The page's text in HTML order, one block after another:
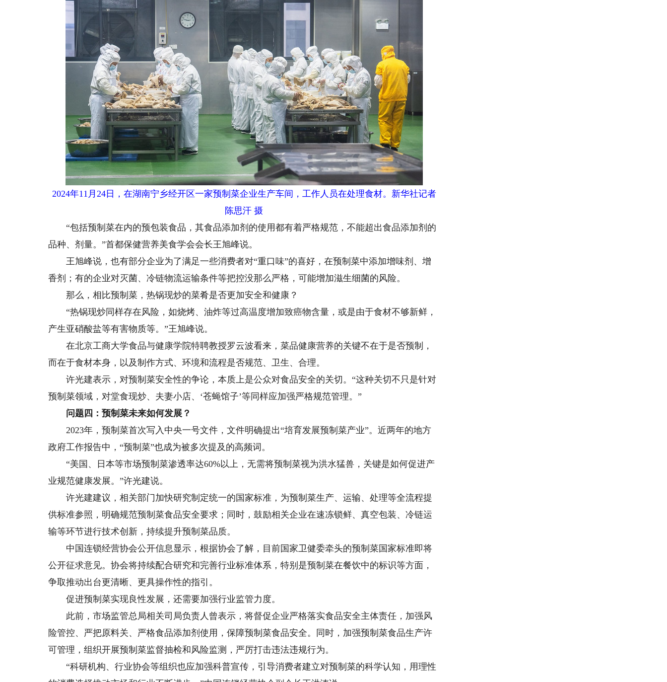
2024年11月24日，在湖南宁乡经开区一家预制菜企业生产车间，工作人员在处理食材。新华社记者
陈思汗 摄
“包括预制菜在内的预包装食品，其食品添加剂的使用都有着严格规范，不能超出食品添加剂的
品种、剂量。”首都保健营养美食学会会长王旭峰说。
王旭峰说，也有部分企业为了满足一些消费者对“重口味”的喜好，在预制菜中添加增味剂、增
香剂；有的企业对灭菌、冷链物流运输条件等把控没那么严格，可能增加滋生细菌的风险。
那么，相比预制菜，热锅现炒的菜肴是否更加安全和健康？
“热锅现炒同样存在风险，如烧烤、油炸等过高温度增加致癌物含量，或是由于食材不够新鲜，
产生亚硝酸盐等有害物质等。”王旭峰说。
在北京工商大学食品与健康学院特聘教授罗云波看来，菜品健康营养的关键不在于是否预制，
而在于食材本身，以及制作方式、环境和流程是否规范、卫生、合理。
许光建表示，对预制菜安全性的争论，本质上是公众对食品安全的关切。“这种关切不只是针对
预制菜领域，对堂食现炒、夫妻小店、‘苍蝇馆子’等同样应加强严格规范管理。”
问题四：预制菜未来如何发展？
2023年，预制菜首次写入中央一号文件，文件明确提出“培育发展预制菜产业”。近两年的地方
政府工作报告中，“预制菜”也成为被多次提及的高频词。
“美国、日本等市场预制菜渗透率达60%以上，无需将预制菜视为洪水猛兽，关键是如何促进产
业规范健康发展。”许光建说。
许光建建议，相关部门加快研究制定统一的国家标准，为预制菜生产、运输、处理等全流程提
供标准参照，明确规范预制菜食品安全要求；同时，鼓励相关企业在速冻锁鲜、真空包装、冷链运
输等环节进行技术创新，持续提升预制菜品质。
中国连锁经营协会公开信息显示，根据协会了解，目前国家卫健委牵头的预制菜国家标准即将
公开征求意见。协会将持续配合研究和完善行业标准体系，特别是预制菜在餐饮中的标识等方面，
争取推动出台更清晰、更具操作性的指引。
促进预制菜实现良性发展，还需要加强行业监管力度。
此前，市场监管总局相关司局负责人曾表示，将督促企业严格落实食品安全主体责任，加强风
险管控、严把原料关、严格食品添加剂使用，保障预制菜食品安全。同时，加强预制菜食品生产许
可管理，组织开展预制菜监督抽检和风险监测，严厉打击违法违规行为。
“科研机构、行业协会等组织也应加强科普宣传，引导消费者建立对预制菜的科学认知，用理性